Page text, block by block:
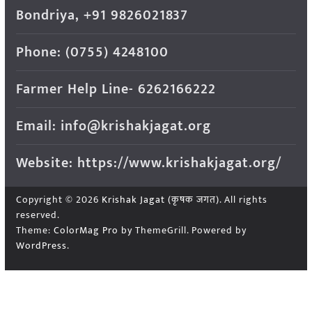
Bondriya, +91 9826021837
Phone: (0755) 4248100
Farmer Help Line- 6262166222
Email: info@krishakjagat.org
Website: https://www.krishakjagat.org/
Copyright © 2026 Krishak Jagat (कृषक जगत). All rights
reserved.
Theme: ColorMag Pro by ThemeGrill. Powered by
WordPress.